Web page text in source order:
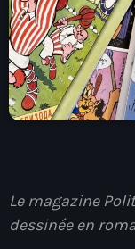
Archives
juin 2026
Le magazine
dessinée en